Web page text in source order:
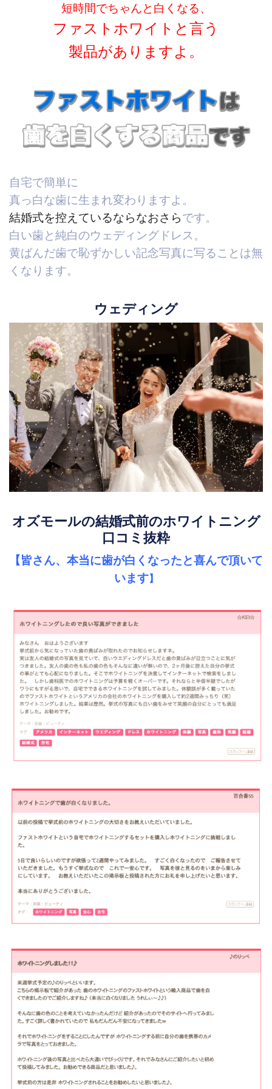
短時間でちゃんと白くなる、
ファストホワイトと言う
製品がありますよ。
自宅で簡単に
真っ白な歯に生まれ変わりますよ。
結婚式を控えているならなおさらです。
白い歯と純白のウェディングドレス。
黄ばんだ歯で恥ずかしい記念写真に写ることは無
くなります。
ウェディング
オズモールの結婚式前のホワイトニング
口コミ抜粋
【皆さん、本当に歯が白くなったと喜んで頂いて
います】